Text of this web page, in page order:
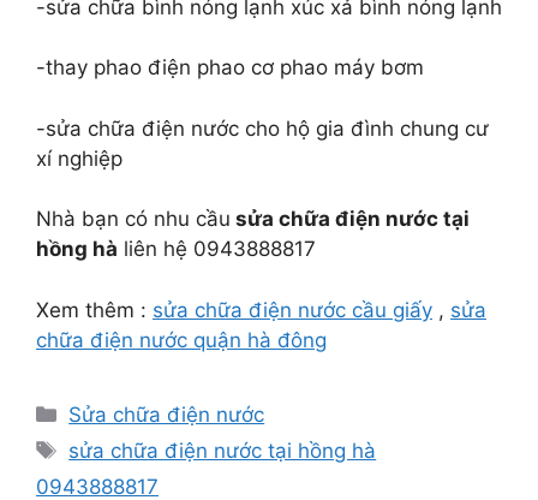
-sửa chữa bình nóng lạnh xúc xả bình nóng lạnh
-thay phao điện phao cơ phao máy bơm
-sửa chữa điện nước cho hộ gia đình chung cư
xí nghiệp
Nhà bạn có nhu cầu sửa chữa điện nước tại
hồng hà liên hệ 0943888817
Xem thêm : sửa chữa điện nước cầu giấy , sửa
chữa điện nước quận hà đông
Danh
mục
Sửa chữa điện nước
Thẻ
sửa chữa điện nước tại hồng hà
0943888817